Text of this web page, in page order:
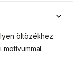
öltözékhez.